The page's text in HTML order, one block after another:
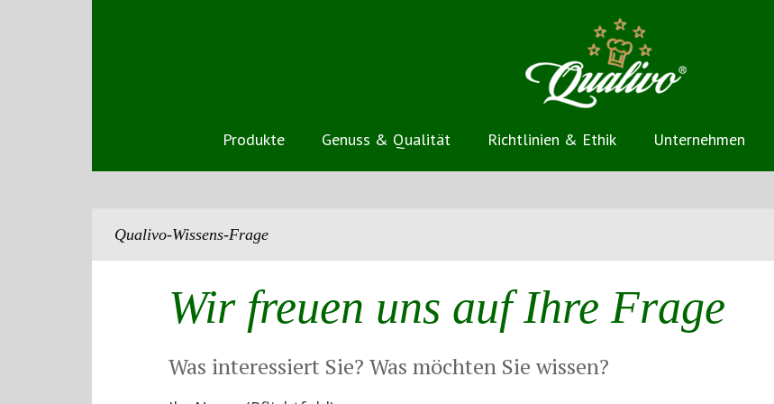
Produkte Genuss & Qualität Richtlinien & Ethik Unternehmen
Qualivo-Wissens-Frage
Wir freuen uns auf Ihre Frage
Was interessiert Sie? Was möchten Sie wissen?